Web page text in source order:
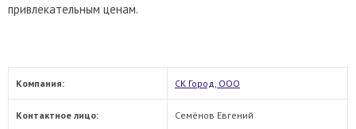
привлекательным ценам.
Компания: СК Город, ООО
Контактное лицо: Семёнов Евгений